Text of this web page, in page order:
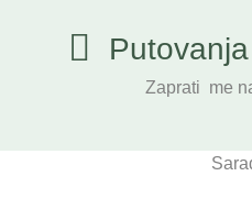
Zaprati me